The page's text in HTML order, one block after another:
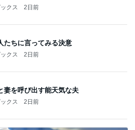
クス 2日前
たちに言ってみる決意
クス 2日前
妻を呼び出す能天気な夫
クス 2日前